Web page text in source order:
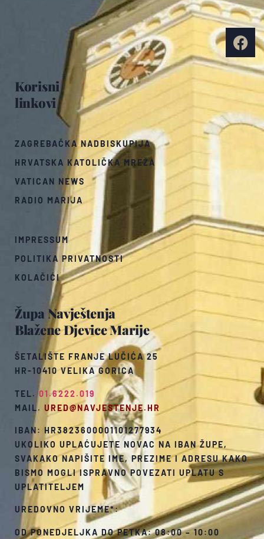
Župa Navještenja
Blažene Djevice Marije
ŠETALIŠTE FRANJE LUČIĆA 25
HR-10410 VELIKA GORICA
TEL.01.6222.019
MAIL. URED@NAVJESTENJE.HR
IBAN: HR3823600001101277934
UKOLIKO UPLAĆUJETE NOVAC NA IBAN ŽUPE,
SVAKAKO NAPIŠITE IME, PREZIME I ADRESU KAKO
BISMO MOGLI ISPRAVNO POVEZATI UPLATU S
UPLATITELJEM
UREDOVNO VRIJEME*:
OD PONEDJELJKA DO PETKA: 08:00 – 10:00
Korisni
linkovi
ZAGREBAČKA NADBISKUPIJA
HRVATSKA KATOLIČKA MREŽA
VATICAN NEWS
RADIO MARIJA
IMPRESSUM
POLITIKA PRIVATNOSTI
KOLAČIĆI